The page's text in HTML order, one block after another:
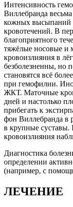
Интенсивность
Виллебранда
кожных высыпаний
кровотечений. В
благоприятного
тяжёлые носовые и
кровоизлияния в
безболезненны, но
становятся всё
при гемофилии.
ЖКТ. Маточные
дней и настолько
прибегать к
фон Виллебранда в
в крупные
кровоизлияния
Диагностика
определении
(например, с
ЛЕЧЕНИЕ